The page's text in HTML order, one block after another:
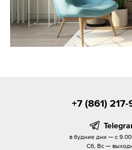
+7 (861)
в будние дни — с 9.00
Сб, Вс —